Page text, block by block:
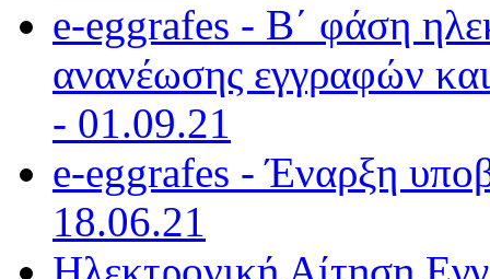
e-eggrafes - Β΄ φάση
ανανέωσης εγγραφών
- 01.09.21
e-eggrafes - Έναρξη
18.06.21